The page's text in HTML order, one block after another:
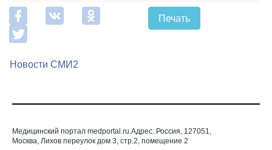
Новости СМИ2
Москва, Лихов переулок дом 3, стр.2, помещение 2
использование материалов допускается только с
письменногосогласия редакции.